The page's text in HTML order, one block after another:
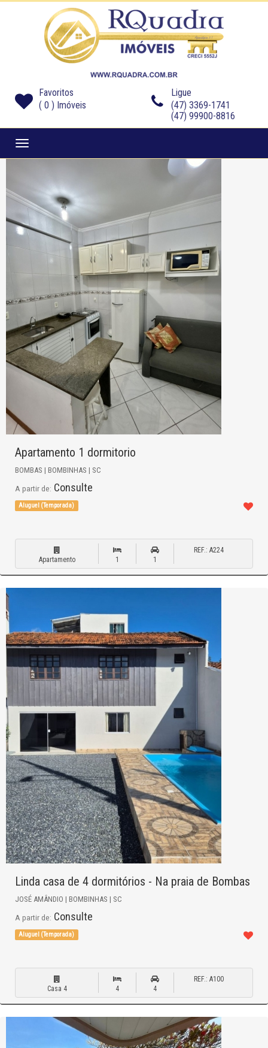
Favoritos
( 0 ) Imóveis
Ligue
(47) 3369-1741
(47) 99900-8816
Navegaçåo
Apartamento 1 dormitorio
BOMBAS | BOMBINHAS | SC
A partir de: Consulte
Aluguel (Temporada)
Apartamento 1 1
REF.: A224
Linda casa de 4 dormitórios - Na praia de Bombas
JOSÉ AMÂNDIO | BOMBINHAS | SC
A partir de: Consulte
Aluguel (Temporada)
Casa 4 4 4
REF.: A100